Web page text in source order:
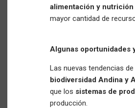
alimentación y nutrición
mayor cantidad de
Algunas oportunidades
Las nuevas tendencias
biodiversidad Andina y
que los sistemas de
producción.